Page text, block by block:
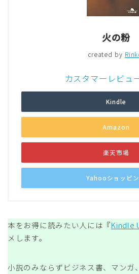
火の粉
created by
カスタマーレビュ
Kindle
Amazon
楽天市場
Yahooショッピ
本をお得に読みたい人には『Kindle
メします。
小説のみならずビジネス書、マンガ